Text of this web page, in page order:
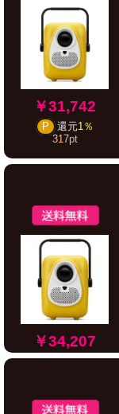
￥31,742
P 還元1％
317pt
￥34,207